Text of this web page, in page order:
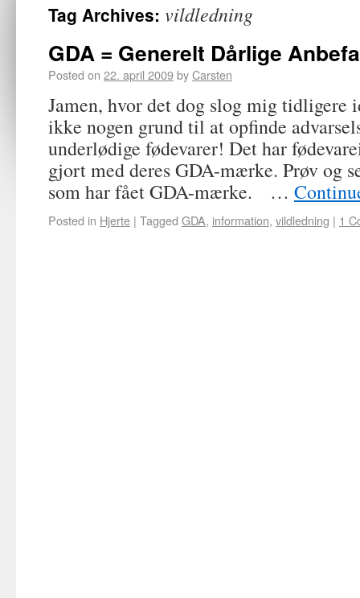
Tag Archives: vildledning
GDA = Generelt Dårlige
Posted on 22. april 2009byCarsten
Jamen, hvor det dog slog mig tidligere
ikke nogen grund til at opfinde
underlødige fødevarer! Det har
gjort med deres GDA-mærke. Prøv og
som har fået GDA-mærke. …
Posted in Hjerte | Tagged GDA, information, vildledning | 1